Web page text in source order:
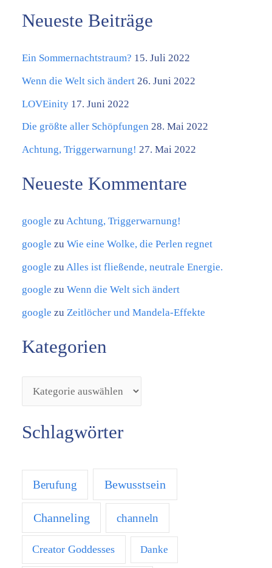
Neueste Beiträge
Ein Sommernachtstraum? 15. Juli 2022
Wenn die Welt sich ändert 26. Juni 2022
LOVEinity 17. Juni 2022
Die größte aller Schöpfungen 28. Mai 2022
Achtung, Triggerwarnung! 27. Mai 2022
Neueste Kommentare
google zuAchtung, Triggerwarnung!
google zuWie eine Wolke, die Perlen regnet
google zu Alles ist fließende, neutrale Energie.
google zuWenn die Welt sich ändert
google zuZeitlöcher und Mandela-Effekte
Kategorien
K
t
e
g
o
e
Schlagwörter
Berufung Bewusstsein
Channeling channeln
Creator Goddesses Danke